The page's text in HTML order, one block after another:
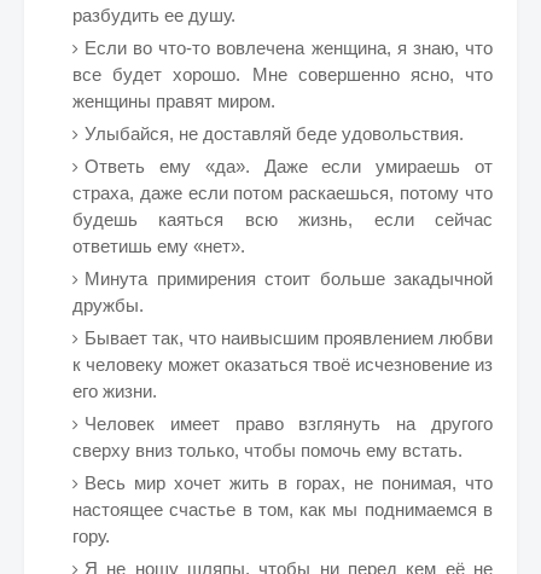
разбудить ее душу.
Если во что-то вовлечена женщина, я знаю, что
все будет хорошо. Мне совершенно ясно, что
женщины правят миром.
Улыбайся, не доставляй беде удовольствия.
Ответь ему «да». Даже если умираешь от
страха, даже если потом раскаешься, потому что
будешь каяться всю жизнь, если сейчас
ответишь ему «нет».
Минута примирения стоит больше закадычной
дружбы.
Бывает так, что наивысшим проявлением любви
к человеку может оказаться твоё исчезновение из
его жизни.
Человек имеет право взглянуть на другого
сверху вниз только, чтобы помочь ему встать.
Весь мир хочет жить в горах, не понимая, что
настоящее счастье в том, как мы поднимаемся в
гору.
Я не ношу шляпы, чтобы ни перед кем её не